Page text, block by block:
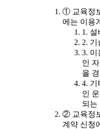
① 교육정
에는 이용
1.
2.
3. 이
인
을
4. 기
인
되는
② 교육정
계약 신청